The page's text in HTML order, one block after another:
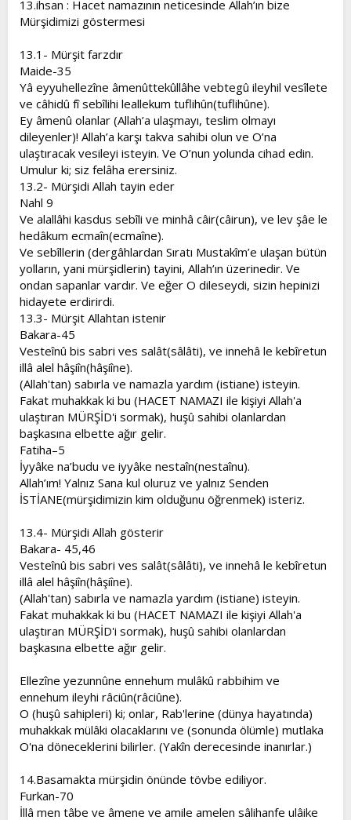
13.ihsan : Hacet namazının neticesinde Allah’ın bize
Mürşidimizi göstermesi
13.1- Mürşit farzdır
Maide-35
Yâ eyyuhellezîne âmenûttekûllâhe vebtegû ileyhil vesîlete
ve câhidû fî sebîlihi leallekum tuflihûn(tuflihûne).
Ey âmenû olanlar (Allah’a ulaşmayı, teslim olmayı
dileyenler)! Allah’a karşı takva sahibi olun ve O’na
ulaştıracak vesileyi isteyin. Ve O’nun yolunda cihad edin.
Umulur ki; siz felâha erersiniz.
13.2- Mürşidi Allah tayin eder
Nahl 9
Ve alallâhi kasdus sebîli ve minhâ câir(câirun), ve lev şâe le
hedâkum ecmaîn(ecmaîne).
Ve sebîllerin (dergâhlardan Sıratı Mustakîm’e ulaşan bütün
yolların, yani mürşidlerin) tayini, Allah’ın üzerinedir. Ve
ondan sapanlar vardır. Ve eğer O dileseydi, sizin hepinizi
hidayete erdirirdi.
13.3- Mürşit Allahtan istenir
Bakara-45
Vesteînû bis sabri ves salât(sâlâti), ve innehâ le kebîretun
illâ alel hâşiîn(hâşiîne).
(Allah'tan) sabırla ve namazla yardım (istiane) isteyin.
Fakat muhakkak ki bu (HACET NAMAZI ile kişiyi Allah'a
ulaştıran MÜRŞİD'i sormak), huşû sahibi olanlardan
başkasına elbette ağır gelir.
Fatiha–5
İyyâke na’budu ve iyyâke nestaîn(nestaînu).
Allah’ım! Yalnız Sana kul oluruz ve yalnız Senden
İSTİANE(mürşidimizin kim olduğunu öğrenmek) isteriz.
13.4- Mürşidi Allah gösterir
Bakara- 45,46
Vesteînû bis sabri ves salât(sâlâti), ve innehâ le kebîretun
illâ alel hâşiîn(hâşiîne).
(Allah'tan) sabırla ve namazla yardım (istiane) isteyin.
Fakat muhakkak ki bu (HACET NAMAZI ile kişiyi Allah'a
ulaştıran MÜRŞİD'i sormak), huşû sahibi olanlardan
başkasına elbette ağır gelir.
Ellezîne yezunnûne ennehum mulâkû rabbihim ve
ennehum ileyhi râciûn(râciûne).
O (huşû sahipleri) ki; onlar, Rab'lerine (dünya hayatında)
muhakkak mülâki olacaklarını ve (sonunda ölümle) mutlaka
O'na döneceklerini bilirler. (Yakîn derecesinde inanırlar.)
14.Basamakta mürşidin önünde tövbe ediliyor.
Furkan-70
İllâ men tâbe ve âmene ve amile amelen sâlihanfe ulâike